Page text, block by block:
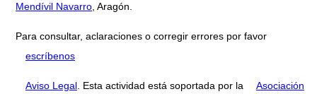
Mendívil Navarro, Aragón.
Para consultar, aclaraciones o corregir errores por favor
escríbenos
Aviso Legal. Esta actividad está soportada por la Asociación